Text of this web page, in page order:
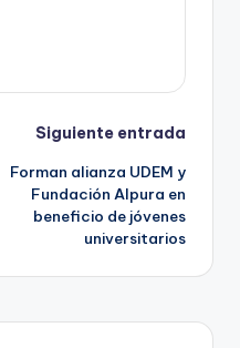
Siguiente entrada
Forman alianza UDEM y
Fundación Alpura en
beneficio de jóvenes
universitarios